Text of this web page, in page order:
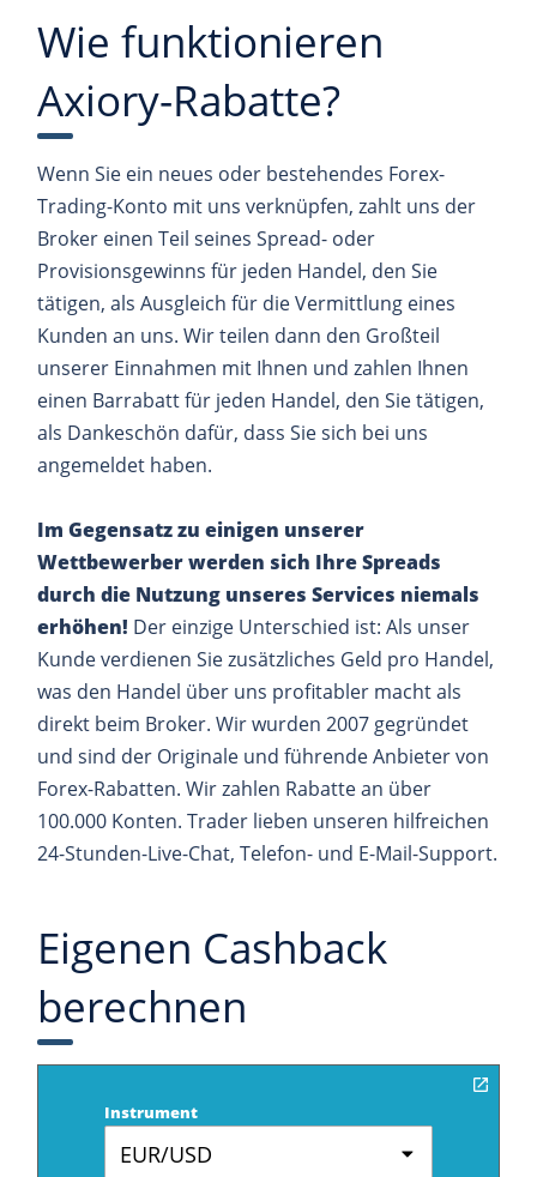
Wie funktionieren
Axiory-Rabatte?
Wenn Sie ein neues oder bestehendes Forex-
Trading-Konto mit uns verknüpfen, zahlt uns der
Broker einen Teil seines Spread- oder
Provisionsgewinns für jeden Handel, den Sie
tätigen, als Ausgleich für die Vermittlung eines
Kunden an uns. Wir teilen dann den Großteil
unserer Einnahmen mit Ihnen und zahlen Ihnen
einen Barrabatt für jeden Handel, den Sie tätigen,
als Dankeschön dafür, dass Sie sich bei uns
angemeldet haben.
Im Gegensatz zu einigen unserer
Wettbewerber werden sich Ihre Spreads
durch die Nutzung unseres Services niemals
erhöhen! Der einzige Unterschied ist: Als unser
Kunde verdienen Sie zusätzliches Geld pro Handel,
was den Handel über uns profitabler macht als
direkt beim Broker. Wir wurden 2007 gegründet
und sind der Originale und führende Anbieter von
Forex-Rabatten. Wir zahlen Rabatte an über
100.000 Konten. Trader lieben unseren hilfreichen
24-Stunden-Live-Chat, Telefon- und E-Mail-Support.
Eigenen Cashback
berechnen
Instrument
EUR/USD